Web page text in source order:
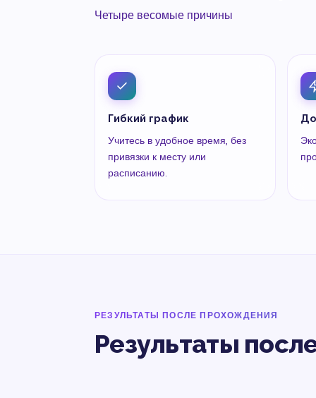
Четыре весомые причины
Гибкий график
Учитесь в удобное время, без
привязки к месту или
расписанию.
РЕЗУЛЬТАТЫ ПОСЛЕ ПРОХОЖДЕНИЯ
Результаты